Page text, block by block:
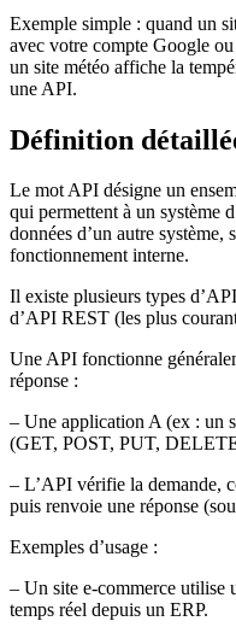
Exemple simple : quand un
avec votre compte Google
un site météo affiche la
une API.
Définition
Le mot API désigne un
qui permettent à un système
données d’un autre système,
fonctionnement interne.
Il existe plusieurs types
d’API REST (les plus
Une API fonctionne
réponse :
– Une application A (ex : un
(GET, POST, PUT,
– L’API vérifie la demande,
puis renvoie une réponse
Exemples d’usage :
– Un site e-commerce utilise
temps réel depuis un ERP.